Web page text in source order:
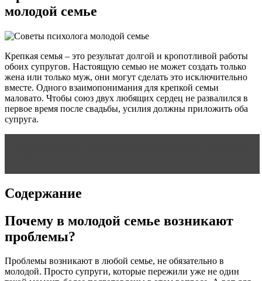
молодой семье
Крепкая семья – это результат долгой и кропотливой работы
обоих супругов. Настоящую семью не может создать только
жена или только муж, они могут сделать это исключительно
вместе. Одного взаимопонимания для крепкой семьи
маловато. Чтобы союз двух любящих сердец не развалился в
первое время после свадьбы, усилия должны приложить оба
супруга.
Содержание
Почему в молодой семье возникают
проблемы?
Проблемы возникают в любой семье, не обязательно в
молодой. Просто супруги, которые пережили уже не один